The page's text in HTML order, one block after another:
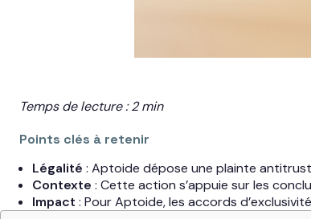
Temps de lecture : 2 min
Points clés à retenir
Légalité : Aptoide dépose une plainte
Contexte : Cette action s’appuie sur les
Impact : Pour Aptoide, les accords